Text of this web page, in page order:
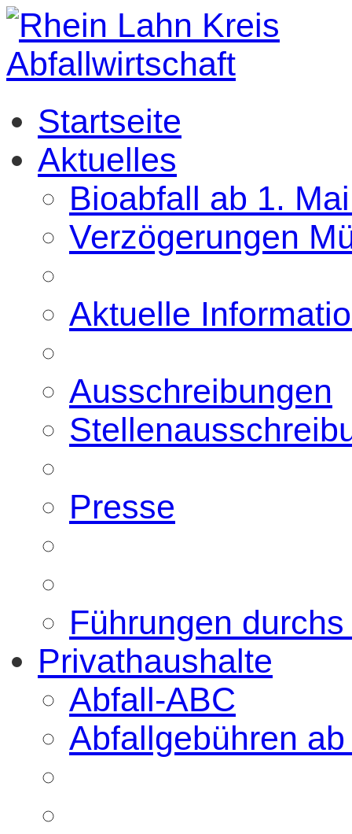
Startseite
Aktuelles
Bioabfall ab 1.
Verzögerungen
Aktuelle
Ausschreibungen
Presse
Führungen durchs
Privathaushalte
Abfall-ABC
Abfallgebühren